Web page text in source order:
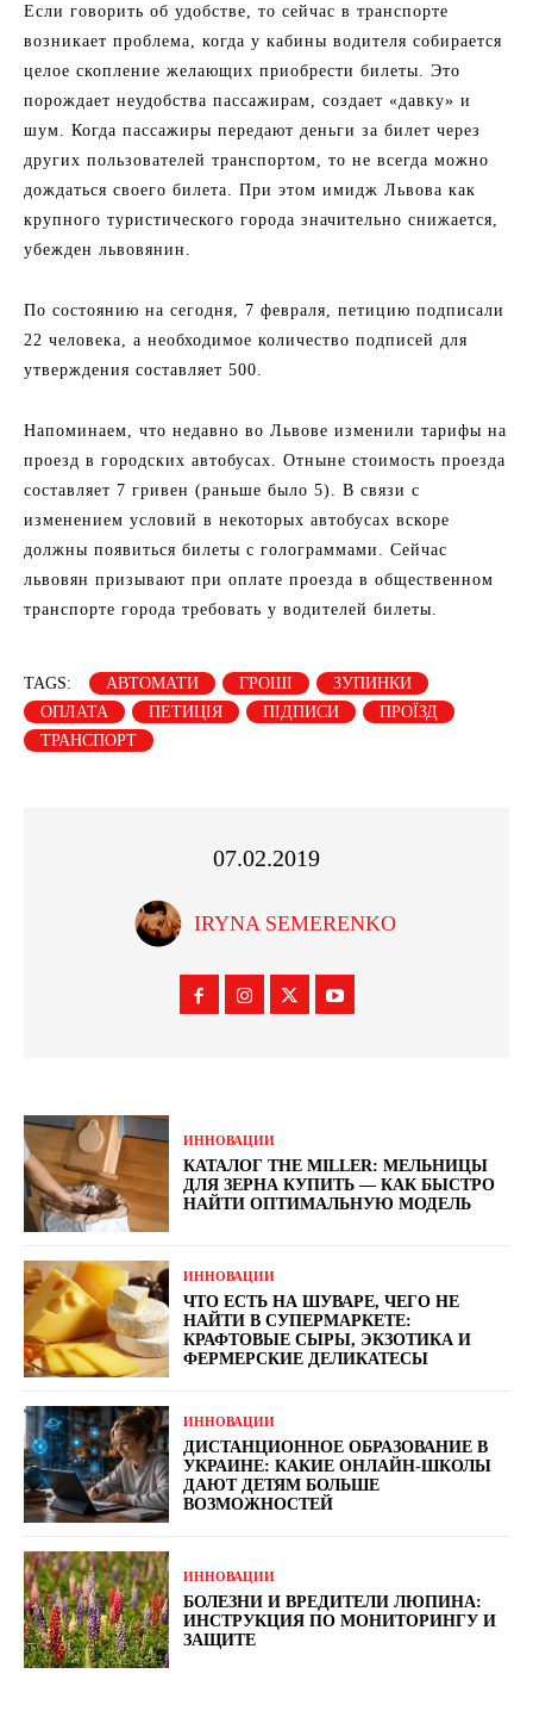
Если говорить об удобстве, то сейчас в транспорте
возникает проблема, когда у кабины водителя собирается
целое скопление желающих приобрести билеты. Это
порождает неудобства пассажирам, создает «давку» и
шум. Когда пассажиры передают деньги за билет через
других пользователей транспортом, то не всегда можно
дождаться своего билета. При этом имидж Львова как
крупного туристического города значительно снижается,
убежден львовянин.
По состоянию на сегодня, 7 февраля, петицию подписали
22 человека, а необходимое количество подписей для
утверждения составляет 500.
Напоминаем, что недавно во Львове изменили тарифы на
проезд в городских автобусах. Отныне стоимость проезда
составляет 7 гривен (раньше было 5). В связи с
изменением условий в некоторых автобусах вскоре
должны появиться билеты с голограммами. Сейчас
львовян призывают при оплате проезда в общественном
транспорте города требовать у водителей билеты.
TAGS: АВТОМАТИ ГРОШІ
ЗУПИНКИ
ОПЛАТА
ПЕТИЦІЯ ПІДПИСИ
ПРОЇЗД
ТРАНСПОРТ
07.02.2019
IRYNA SEMERENKO
ИННОВАЦИИ
КАТАЛОГ THE MILLER: МЕЛЬНИЦЫ
ДЛЯ ЗЕРНА КУПИТЬ — КАК БЫСТРО
НАЙТИ ОПТИМАЛЬНУЮ МОДЕЛЬ
ИННОВАЦИИ
ЧТО ЕСТЬ НА ШУВАРЕ, ЧЕГО НЕ
НАЙТИ В СУПЕРМАРКЕТЕ:
КРАФТОВЫЕ СЫРЫ, ЭКЗОТИКА И
ФЕРМЕРСКИЕ ДЕЛИКАТЕСЫ
ИННОВАЦИИ
ДИСТАНЦИОННОЕ ОБРАЗОВАНИЕ В
УКРАИНЕ: КАКИЕ ОНЛАЙН-ШКОЛЫ
ДАЮТ ДЕТЯМ БОЛЬШЕ
ВОЗМОЖНОСТЕЙ
ИННОВАЦИИ
БОЛЕЗНИ И ВРЕДИТЕЛИ ЛЮПИНА:
ИНСТРУКЦИЯ ПО МОНИТОРИНГУ И
ЗАЩИТЕ